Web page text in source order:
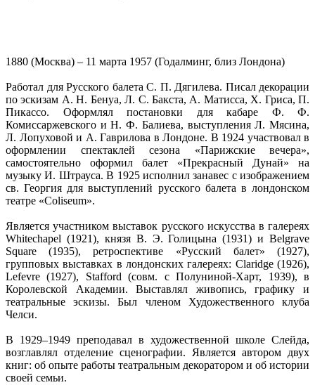
1880 (Москва) – 11 марта 1957 (Годалминг, близ Лондона)
Работал для Русского балета С. П. Дягилева. Писал декорации
по эскизам А. Н. Бенуа, Л. С. Бакста, А. Матисса, Х. Гриса, П.
Пикассо. Оформлял постановки для кабаре Ф. Ф.
Комиссаржевского и Н. Ф. Балиева, выступления Л. Мясина,
Л. Лопуховой и А. Гаврилова в Лондоне. В 1924 участвовал в
оформлении спектаклей сезона «Парижские вечера»,
самостоятельно оформил балет «Прекрасный Дунай» на
музыку И. Штрауса. В 1925 исполнил занавес с изображением
св. Георгия для выступлений русского балета в лондонском
театре «Coliseum».
Является участником выставок русского искусства в галереях
Whitechapel (1921), князя В. Э. Голицына (1931) и Belgrave
Square (1935), ретроспективе «Русский балет» (1927),
групповых выставках в лондонских галереях: Claridge (1926),
Lefevre (1927), Stafford (совм. с Полуниной-Харт, 1939), в
Королевской Академии. Выставлял живопись, графику и
театральные эскизы. Был членом Художественного клуба
Челси.
В 1929–1949 преподавал в художественной школе Слейда,
возглавлял отделение сценографии. Является автором двух
книг: об опыте работы театральным декоратором и об истории
своей семьи.